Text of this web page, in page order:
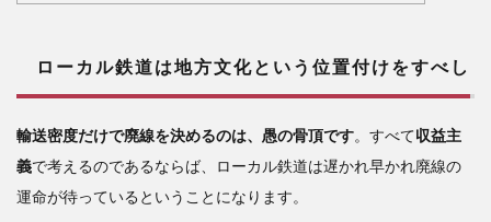
し
2
室本
線の
一部
ローカル鉄道は地方文化 という位置付けをすべし
輸送密度だけで廃線を決めるのは、愚の骨頂です。すべて収益主
義で考えるのであるならば、ローカル鉄道は遅かれ早かれ廃線の
運命が待っているということになります。